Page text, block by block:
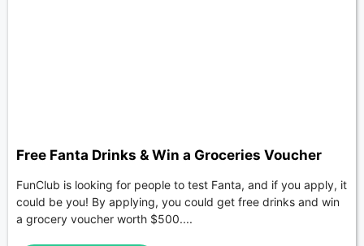
Free Fanta Drinks & Win a Groceries Voucher
FunClub is looking for people to test Fanta, and if you apply, it
could be you! By applying, you could get free drinks and win
a grocery voucher worth $500....